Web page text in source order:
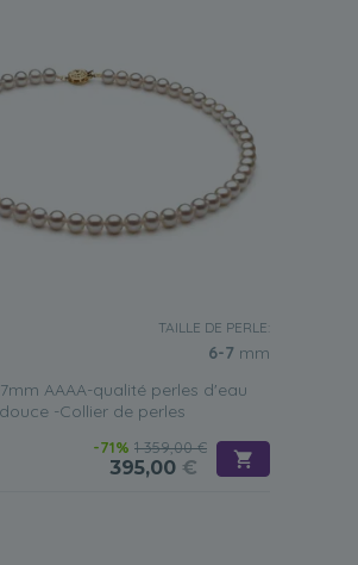
TAILLE DE PERLE:
6-7 mm
AAAA-qualité perles d'eau
douce -Collier de perles
-71% 1 359,00 €
395,00 €